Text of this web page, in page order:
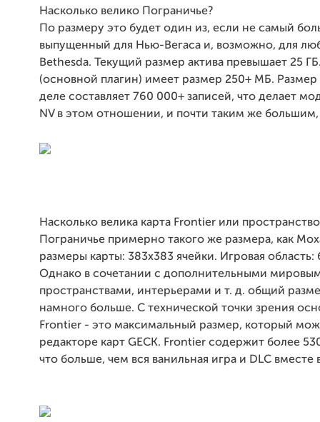
Насколько велико Пограничье?
По размеру это будет один из, если не самый
выпущенный для Нью-Вегаса и, возможно, для
Bethesda. Текущий размер актива превышает 25
(основной плагин) имеет размер 250+ МБ.
деле составляет 760 000+ записей, что делает
NV в этом отношении, и почти таким же большим,
Насколько велика карта Frontier или
Пограничье примерно такого же размера, как
размеры карты: 383x383 ячейки. Игровая область:
Однако в сочетании с дополнительными
пространствами, интерьерами и т. д. общий
намного больше. С технической точки зрения
Frontier - это максимальный размер, который
редакторе карт GECK. Frontier содержит более
что больше, чем вся ванильная игра и DLC вместе